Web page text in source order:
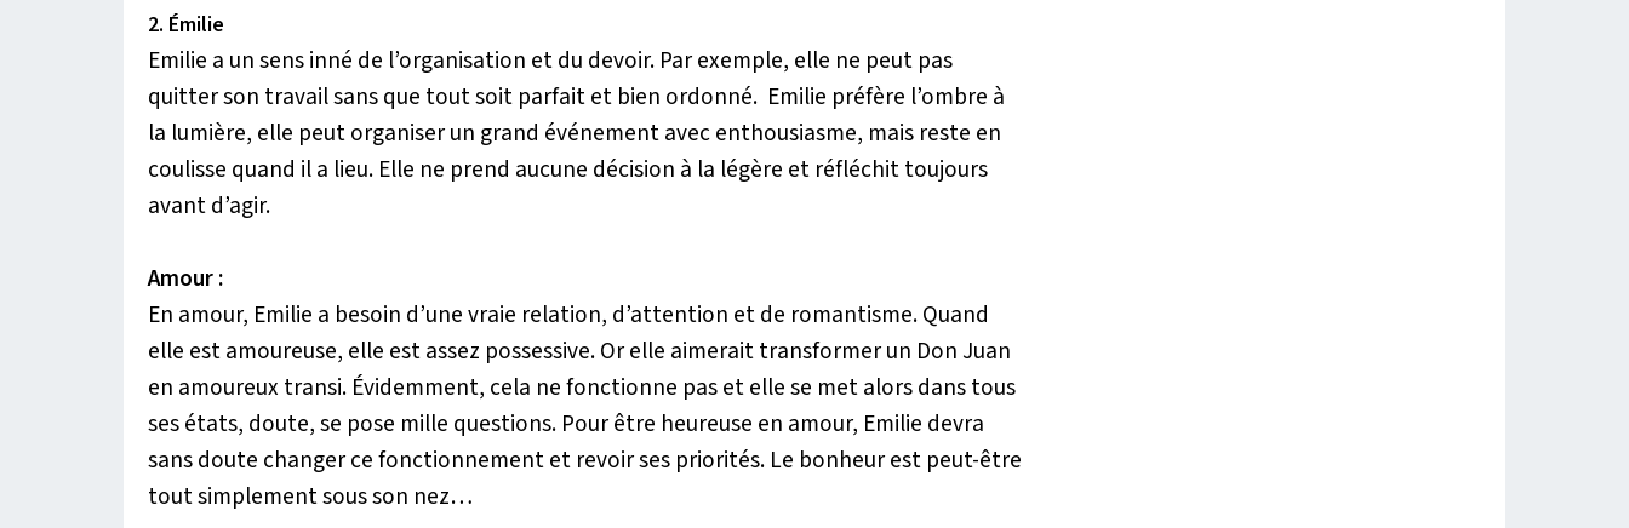
2. Émilie
Emilie a un sens inné de l’organisation et du devoir. Par exemple, elle ne peut pas
quitter son travail sans que tout soit parfait et bien ordonné. Emilie préfère l’ombre à
la lumière, elle peut organiser un grand événement avec enthousiasme, mais reste en
coulisse quand il a lieu. Elle ne prend aucune décision à la légère et réfléchit toujours
avant d’agir.
Amour :
En amour, Emilie a besoin d’une vraie relation, d’attention et de romantisme. Quand
elle est amoureuse, elle est assez possessive. Or elle aimerait transformer un Don Juan
en amoureux transi. Évidemment, cela ne fonctionne pas et elle se met alors dans tous
ses états, doute, se pose mille questions. Pour être heureuse en amour, Emilie devra
sans doute changer ce fonctionnement et revoir ses priorités. Le bonheur est peut-être
tout simplement sous son nez…